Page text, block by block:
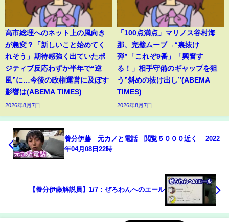
高市総理へのネット上の風向き
が急変？「新しいこと始めてく
れそう」期待感強く出ていたポ
ジティブ反応わずか半年で“逆
風”に…今後の政権運営に及ぼす
影響は(ABEMA TIMES)
2026年8月7日
「100点満点」マリノス谷村海
那、完璧ムーブ→“裏抜け
弾”「これぞ9番」「興奮す
る！」相手守備のギャップを狙
う”斜めの抜け出し”(ABEMA
TIMES)
2026年8月7日
養分伊藤 元カノと電話 閲覧５０００近く 2022
年04月08日22時
【養分伊藤解説員】1/7：ぜろわんへのエール